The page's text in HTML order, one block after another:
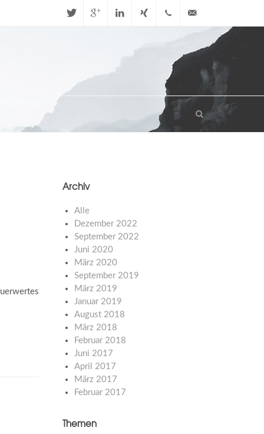
47050170
info@stbhn.de
Archiv
Alle
Dezember 2022
September 2022
Juni 2020
März 2020
September 2019
März 2019
Januar 2019
August 2018
März 2018
Februar 2018
Juni 2017
April 2017
März 2017
Februar 2017
Themen